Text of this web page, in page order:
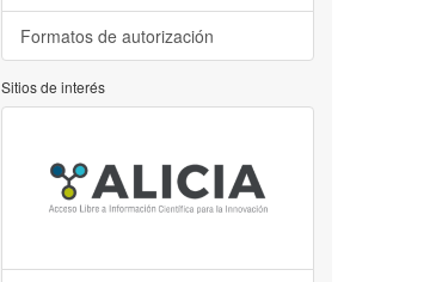
Formatos de autorización
Sitios de interés